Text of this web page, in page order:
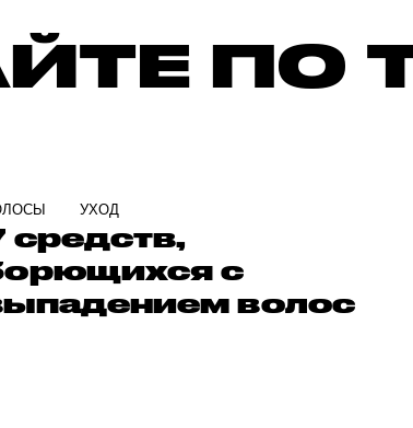
ПО
УХОД
средств,
с
волос